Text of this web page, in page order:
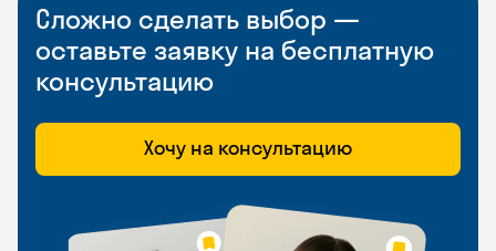
Сложно сделать выбор —
оставьте заявку на бесплатную
консультацию
Хочу на консультацию